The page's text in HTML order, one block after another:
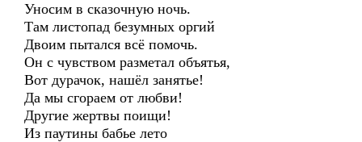
Уносим в сказочную ночь.
Там листопад безумных оргий
Двоим пытался всё помочь.
Он с чувством разметал объятья,
Вот дурачок, нашёл занятье!
Да мы сгораем от любви!
Другие жертвы поищи!
Из паутины бабье лето